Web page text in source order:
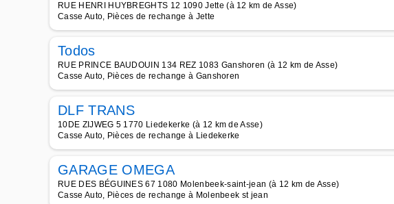
RUE HENRI HUYBREGHTS 12 1090 Jette (à 12 km de Asse)
Casse Auto, Pièces de rechange à Jette
Todos
RUE PRINCE BAUDOUIN 134 REZ 1083 Ganshoren (à 12 km de Asse)
Casse Auto, Pièces de rechange à Ganshoren
DLF TRANS
10DE ZIJWEG 5 1770 Liedekerke (à 12 km de Asse)
Casse Auto, Pièces de rechange à Liedekerke
GARAGE OMEGA
RUE DES BÉGUINES 67 1080 Molenbeek-saint-jean (à 12 km de Asse)
Casse Auto, Pièces de rechange à Molenbeek st jean